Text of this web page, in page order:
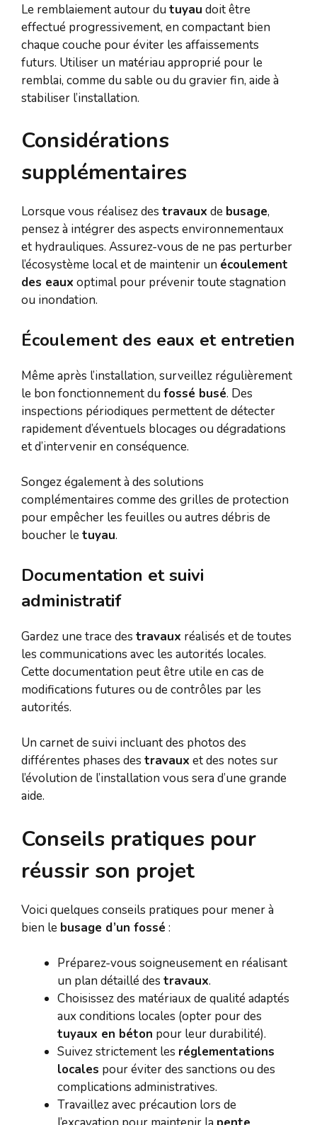
Le remblaiement autour du tuyau doit être
effectué progressivement, en compactant bien
chaque couche pour éviter les affaissements
futurs. Utiliser un matériau approprié pour le
remblai, comme du sable ou du gravier fin, aide à
stabiliser l’installation.
Considérations
supplémentaires
Lorsque vous réalisez des travaux de busage,
pensez à intégrer des aspects environnementaux
et hydrauliques. Assurez-vous de ne pas perturber
l’écosystème local et de maintenir un écoulement
des eaux optimal pour prévenir toute stagnation
ou inondation.
Écoulement des eaux et entretien
Même après l’installation, surveillez régulièrement
le bon fonctionnement du fossé busé. Des
inspections périodiques permettent de détecter
rapidement d’éventuels blocages ou dégradations
et d’intervenir en conséquence.
Songez également à des solutions
complémentaires comme des grilles de protection
pour empêcher les feuilles ou autres débris de
boucher letuyau.
Documentation et suivi
administratif
Gardez une trace des travaux réalisés et de toutes
les communications avec les autorités locales.
Cette documentation peut être utile en cas de
modifications futures ou de contrôles par les
autorités.
Un carnet de suivi incluant des photos des
différentes phases des travaux et des notes sur
l’évolution de l’installation vous sera d’une grande
aide.
Conseils pratiques pour
réussir son projet
Voici quelques conseils pratiques pour mener à
bien le busage d’un fossé :
Préparez-vous soigneusement en réalisant
un plan détaillé des travaux.
Choisissez des matériaux de qualité adaptés
aux conditions locales (opter pour des
tuyaux en béton pour leur durabilité).
Suivez strictement les réglementations
locales pour éviter des sanctions ou des
complications administratives.
Travaillez avec précaution lors de